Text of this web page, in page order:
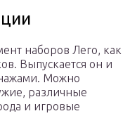
наборов Лего, как
Выпускается он и
Можно
различные
и игровые